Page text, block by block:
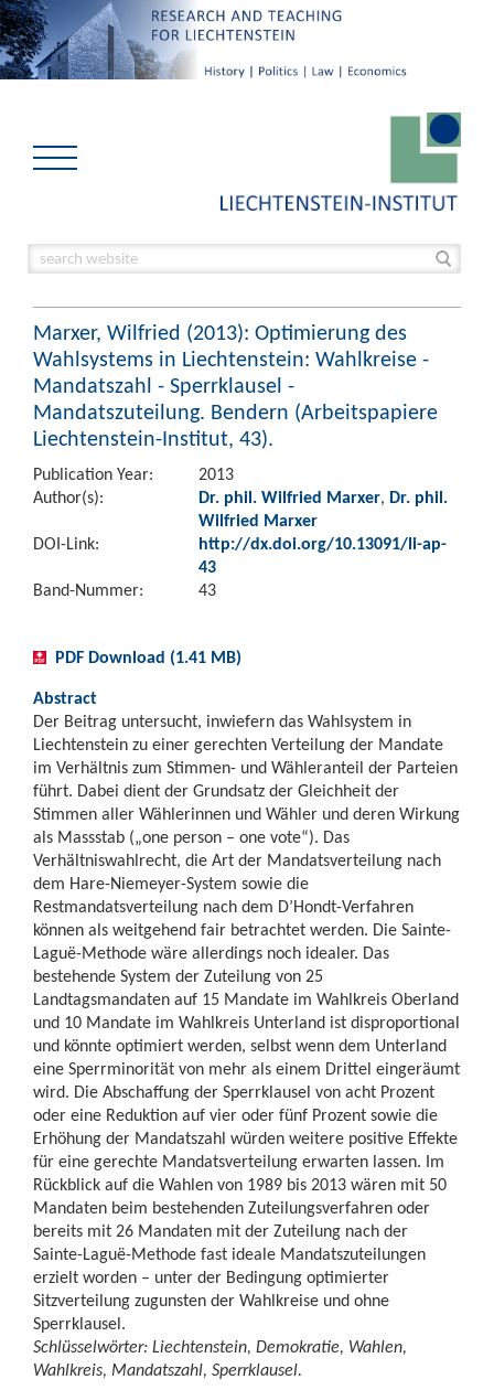
Marxer, Wilfried (2013): Optimierung des
Wahlsystems in Liechtenstein: Wahlkreise -
Mandatszahl - Sperrklausel -
Mandatszuteilung. Bendern (Arbeitspapiere
Liechtenstein-Institut, 43).
Publication Year:
2013
Author(s):
Dr. phil. Wilfried Marxer, Dr. phil.
Wilfried Marxer
DOI-Link:
http://dx.doi.org/10.13091/li-ap-
43
Band-Nummer:
43
PDF Download (1.41 MB)
Abstract
Der Beitrag untersucht, inwiefern das Wahlsystem in
Liechtenstein zu einer gerechten Verteilung der Mandate
im Verhältnis zum Stimmen- und Wähleranteil der Parteien
führt. Dabei dient der Grundsatz der Gleichheit der
Stimmen aller Wählerinnen und Wähler und deren Wirkung
als Massstab („one person – one vote“). Das
Verhältniswahlrecht, die Art der Mandatsverteilung nach
dem Hare-Niemeyer-System sowie die
Restmandatsverteilung nach dem D’Hondt-Verfahren
können als weitgehend fair betrachtet werden. Die Sainte-
Laguë-Methode wäre allerdings noch idealer. Das
bestehende System der Zuteilung von 25
Landtagsmandaten auf 15 Mandate im Wahlkreis Oberland
und 10 Mandate im Wahlkreis Unterland ist disproportional
und könnte optimiert werden, selbst wenn dem Unterland
eine Sperrminorität von mehr als einem Drittel eingeräumt
wird. Die Abschaffung der Sperrklausel von acht Prozent
oder eine Reduktion auf vier oder fünf Prozent sowie die
Erhöhung der Mandatszahl würden weitere positive Effekte
für eine gerechte Mandatsverteilung erwarten lassen. Im
Rückblick auf die Wahlen von 1989 bis 2013 wären mit 50
Mandaten beim bestehenden Zuteilungsverfahren oder
bereits mit 26 Mandaten mit der Zuteilung nach der
Sainte-Laguë-Methode fast ideale Mandatszuteilungen
erzielt worden – unter der Bedingung optimierter
Sitzverteilung zugunsten der Wahlkreise und ohne
Sperrklausel.
Schlüsselwörter: Liechtenstein, Demokratie, Wahlen,
Wahlkreis, Mandatszahl, Sperrklausel.